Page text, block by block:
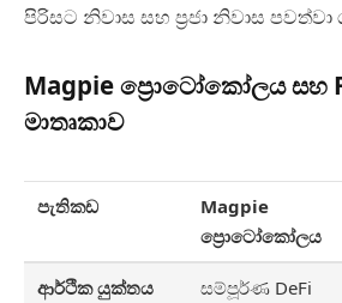
පිරිසට නිවාස සහ ප්‍රජා නිවාස
Magpie ප්‍රොටෝකෝලය සහ
මාතෘකාව
පැතිකඩ
Magpie
ප්‍රොටෝකෝලය
ආර්ථික යුක්තය සම්පූර්ණ DeFi